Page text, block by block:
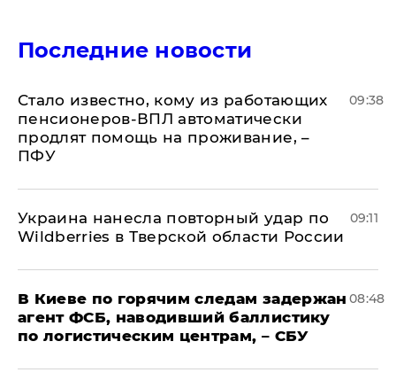
Последние новости
Стало известно, кому из работающих
пенсионеров-ВПЛ автоматически
продлят помощь на проживание, –
ПФУ
09:38
Украина нанесла повторный удар по
Wildberries в Тверской области России
09:11
В Киеве по горячим следам задержан
агент ФСБ, наводивший баллистику
по логистическим центрам, – СБУ
08:48